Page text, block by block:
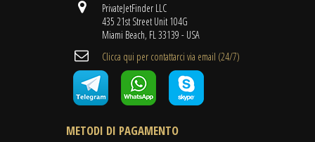
PrivateJetFinder LLC
435 21st Street Unit 104G
Miami Beach, FL 33139 - USA
Clicca qui per contattarci via email (24/7)
METODI DI PAGAMENTO